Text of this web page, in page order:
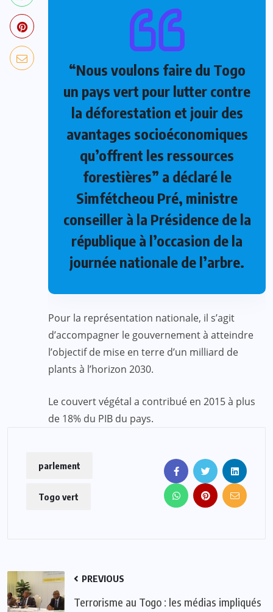
“Nous voulons faire du Togo
un pays vert pour lutter contre
la déforestation et jouir des
avantages socioéconomiques
qu’offrent les ressources
forestières” a déclaré le
Simfétcheou Pré, ministre
conseiller à la Présidence de la
république à l’occasion de la
journée nationale de l’arbre.
Pour la représentation nationale, il s’agit
d’accompagner le gouvernement à atteindre
l’objectif de mise en terre d’un milliard de
plants à l’horizon 2030.
Le couvert végétal a contribué en 2015 à plus
de 18% du PIB du pays.
parlement
Togo vert
PREVIOUS
Terrorisme au Togo : les médias impliqués